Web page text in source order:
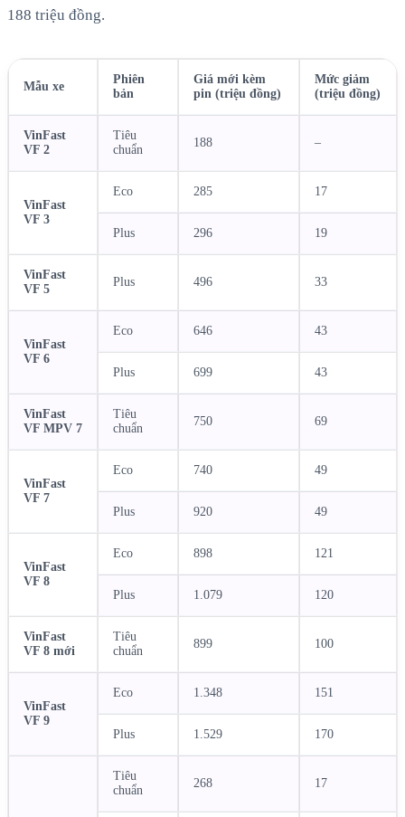
188 triệu đồng.
Mẫu xe
Phiên
bản
Giá mới kèm
pin (triệu đồng)
Mức giảm
(triệu đồng)
VinFast
VF 2
Tiêu
chuẩn
188 –
VinFast
VF 3
Eco 285 17
Plus 296 19
VinFast
VF 5
Plus 496 33
VinFast
VF 6
Eco 646 43
Plus 699 43
VinFast
VF MPV 7
Tiêu
chuẩn
750 69
VinFast
VF 7
Eco 740 49
Plus 920 49
VinFast
VF 8
Eco 898 121
Plus 1.079 120
VinFast
VF 8 mới
Tiêu
chuẩn
899 100
VinFast
VF 9
Eco 1.348 151
Plus 1.529 170
Tiêu
chuẩn
268 17